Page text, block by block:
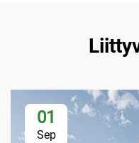
01
Sep